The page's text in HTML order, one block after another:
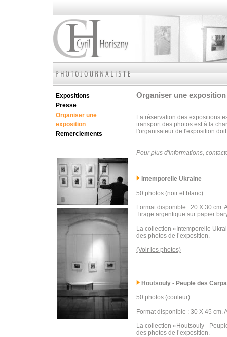
Expositions
Presse
Organiser une
exposition
Remerciements
Organiser une exposition
La réservation des expositions
transport des photos est à la
l'organisateur de l'exposition
Pour plus d'informations,
Intemporelle Ukraine
50 photos (noir et blanc)
Format disponible : 20 X 30 cm.
Tirage argentique sur papier
La collection «Intemporelle
des photos de l’exposition.
(Voir les photos)
Houtsouly - Peuple des
50 photos (couleur)
Format disponible : 30 X 45 cm.
La collection «Houtsouly -
des photos de l’exposition.